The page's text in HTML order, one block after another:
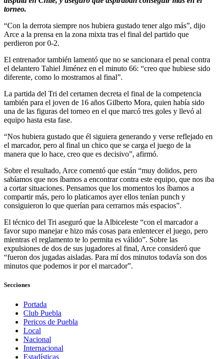
torneo.
“Con la derrota siempre nos hubiera gustado tener algo más”, dijo
Arce a la prensa en la zona mixta tras el final del partido que
perdieron por 0-2.
El entrenador también lamentó que no se sancionara el penal contra
el delantero Tahiel Jiménez en el minuto 66: “creo que hubiese sido
diferente, como lo mostramos al final”.
La partida del Tri del certamen decreta el final de la competencia
también para el joven de 16 años Gilberto Mora, quien había sido
una de las figuras del torneo en el que marcó tres goles y llevó al
equipo hasta esta fase.
“Nos hubiera gustado que él siguiera generando y verse reflejado en
el marcador, pero al final un chico que se carga el juego de la
manera que lo hace, creo que es decisivo”, afirmó.
Sobre el resultado, Arce comentó que están “muy dolidos, pero
sabíamos que nos íbamos a encontrar contra este equipo, que nos iba
a cortar situaciones. Pensamos que los momentos los íbamos a
compartir más, pero lo platicamos ayer ellos tenían punch y
consiguieron lo que querían para cerrarnos más espacios”.
El técnico del Tri aseguró que la Albiceleste “con el marcador a
favor supo manejar e hizo más cosas para enlentecer el juego, pero
mientras el reglamento te lo permita es válido”. Sobre las
expulsiones de dos de sus jugadores al final, Arce consideró que
“fueron dos jugadas aisladas. Para mí dos minutos todavía son dos
minutos que podemos ir por el marcador”.
Secciones
Portada
Club Puebla
Pericos de Puebla
Local
Nacional
Internacional
Estadísticas